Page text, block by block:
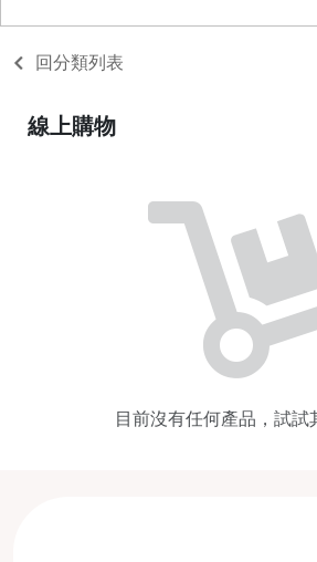
回分類列表
目前沒有任何產品，試試
線上購物